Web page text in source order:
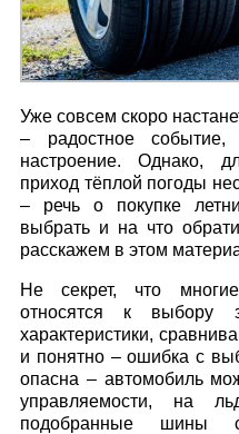
Уже совсем скоро
– радостное
настроение. Однако,
приход тёплой погоды
– речь о покупке
выбрать и на что
расскажем в этом
Не секрет, что
относятся к выбору
характеристики,
и понятно – ошибка с
опасна – автомобиль
управляемости, на
подобранные шины